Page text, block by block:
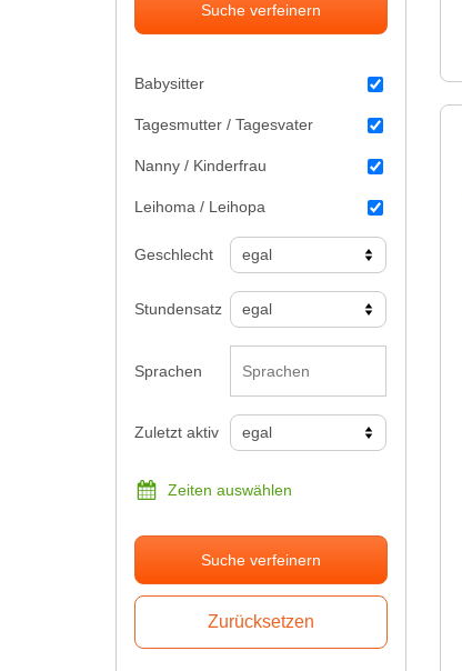
Suche verfeinern
Babysitter
Tagesmutter / Tagesvater
Nanny / Kinderfrau
Leihoma / Leihopa
Geschlecht
Stundensatz
Sprachen
Zuletzt aktiv
Zeiten auswählen
Suche verfeinern